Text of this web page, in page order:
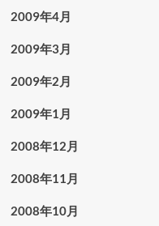
2009年4月
2009年3月
2009年2月
2009年1月
2008年12月
2008年11月
2008年10月